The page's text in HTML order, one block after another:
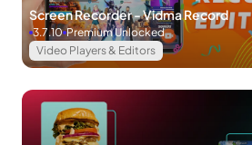
ระบายความร้อน CPU เชื่อมต่อ VPN ด้วย
การจัดการรูปภาพ
รูปภาพเป็นหนึ่งในสาเหตุหลักที่ทำให้หน่ว
อย่างรวดเร็ว ดังนั้นหากอุปกรณ์มีรูปถ่ายที่
Screen Recorder - Vidma Record
Video Players & Editors
3.7.10 Premium Unlocked